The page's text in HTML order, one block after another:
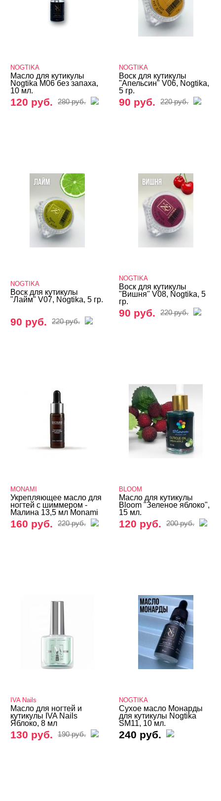
NOGTIKA
Масло для кутикулы
Nogtika M06 без запаха,
10 мл.
120 руб. 280 руб.
NOGTIKA
Воск для кутикулы
"Апельсин" V06, Nogtika,
5 гр.
90 руб. 220 руб.
NOGTIKA
Воск для кутикулы
"Лайм" V07, Nogtika, 5 гр.
90 руб. 220 руб.
NOGTIKA
Воск для кутикулы
"Вишня" V08, Nogtika, 5
гр.
90 руб. 220 руб.
MONAMI
Укрепляющее масло для
ногтей с шиммером -
Малина 13,5 мл Monami
160 руб. 220 руб.
BLOOM
Масло для кутикулы
Bloom "Зеленое яблоко",
15 мл.
120 руб. 200 руб.
IVA Nails
Масло для ногтей и
кутикулы IVA Nails
Яблоко, 8 мл
130 руб. 190 руб.
NOGTIKA
Сухое масло Монарды
для кутикулы Nogtika
SM11, 10 мл.
240 руб.